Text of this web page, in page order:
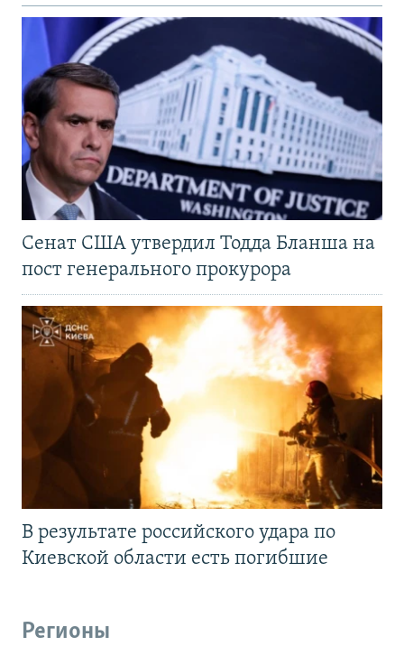
Сенат США утвердил Тодда Бланша на
пост генерального прокурора
В результате российского удара по
Киевской области есть погибшие
Регионы